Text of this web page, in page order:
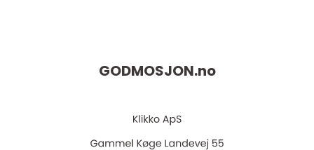
GODMOSJON.no